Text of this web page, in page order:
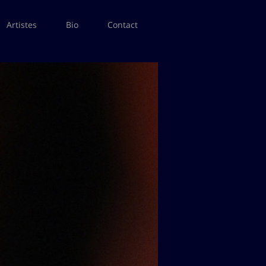
Artistes Bio Contact